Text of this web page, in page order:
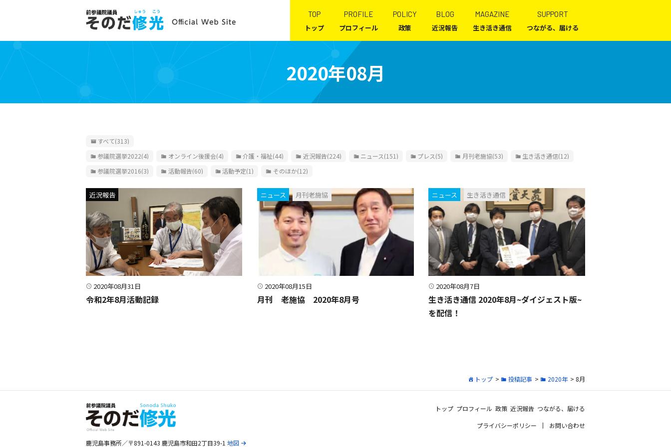
トップ
TOP
プロフィール
PROFILE
政策
POLICY
近況報告
BLOG
生き活き通信
MAGAZINE
つながる、届ける
SUPPORT
2020年08月
すべて(313)
参議院選挙2022(4) オンライン後援会(4) 介護・福祉(44) 近況報告(224) ニュース(151) プレス(5) 月刊老施協(53) 生き活き通信(12)
参議院選挙2016(3) 活動報告(60) 活動予定(1) そのほか(12)
2020年08月31日
令和2年8月活動記録
近況報告
2020年08月15日
月刊 老施協 2020年8月号
ニュース 月刊老施協
2020年08月7日
生き活き通信 2020年8月~ダイジェスト版~
を配信！
ニュース 生き活き通信
トップ > 投稿記事 > 2020年 > 8月
鹿児島事務所／〒891-0143 鹿児島市和田2丁目39-1 地図
トップ プロフィール 政策 近況報告 つながる、届ける
プライバシーポリシー
お問い合わせ